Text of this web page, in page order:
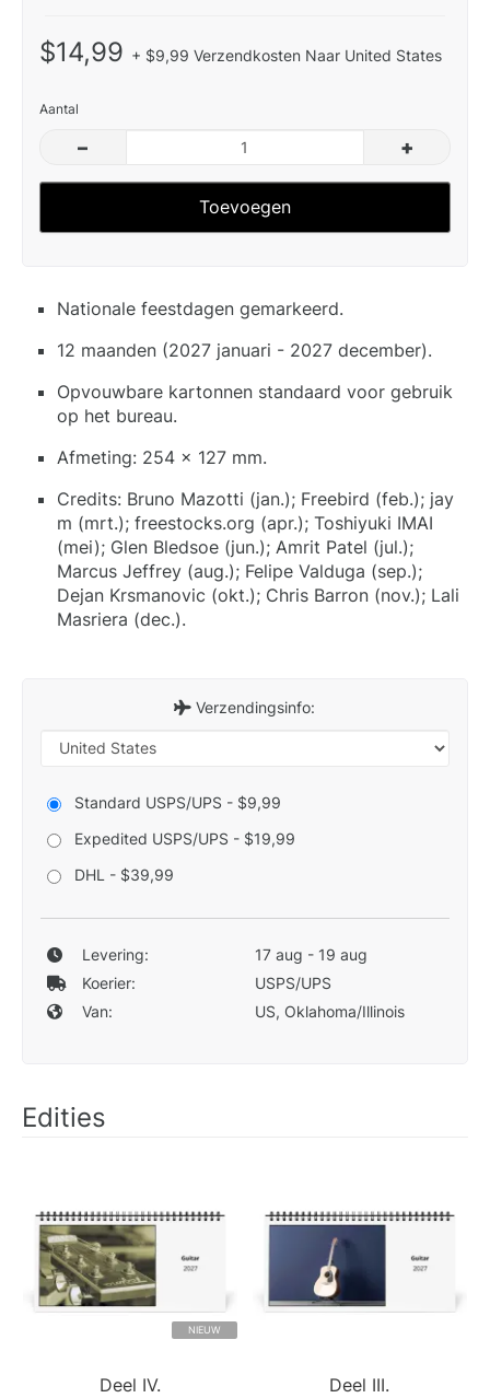
$14,99 + $9,99 Verzendkosten Naar United States
Aantal
– +
Toevoegen
Nationale feestdagen gemarkeerd.
12 maanden (2027 januari - 2027 december).
Opvouwbare kartonnen standaard voor gebruik
op het bureau.
Afmeting: 254 x 127 mm.
Credits: Bruno Mazotti (jan.); Freebird (feb.); jay
m (mrt.); freestocks.org (apr.); Toshiyuki IMAI
(mei); Glen Bledsoe (jun.); Amrit Patel (jul.);
Marcus Jeffrey (aug.); Felipe Valduga (sep.);
Dejan Krsmanovic (okt.); Chris Barron (nov.); Lali
Masriera (dec.).
Verzendingsinfo:
Standard USPS/UPS - $9,99
Expedited USPS/UPS - $19,99
DHL - $39,99
Levering:
17 aug - 19 aug
Koerier:
USPS/UPS
Van:
US, Oklahoma/Illinois
Edities
NIEUW
Deel IV. Deel III.